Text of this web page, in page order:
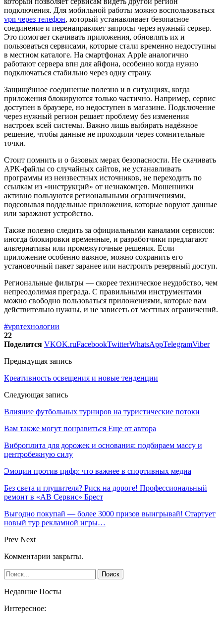
подключения. Для мобильной работы можно воспользоваться
vpn через телефон, который устанавливает безопасное
соединение и перенаправляет запросы через нужный сервер.
Это помогает скачивать приложения, обновлять их и
пользоваться сервисами, которые стали временно недоступны
в местном каталоге. На смартфонах Apple аналогично
работают сервера впн для айфона, особенно когда нужно
подключаться стабильно через одну страну.
Защищённое соединение полезно и в ситуациях, когда
приложения блокируются только частично. Например, сервис
доступен в браузере, но недоступен в магазине. Подключение
через нужный регион решает проблему без изменения
настроек всей системы. Важно лишь выбирать надёжное
решение, чтобы данные не проходили через сомнительные
точки.
Стоит помнить и о базовых мерах безопасности. Не скачивать
APK-файлы со случайных сайтов, не устанавливать
программы из неизвестных источников, не переходить по
ссылкам из «инструкций» от незнакомцев. Мошенники
активно пользуются региональными ограничениями,
подсовывая поддельные приложения, которые воруют данные
или заражают устройство.
Также полезно следить за официальными каналами сервисов:
иногда блокировки временные, и разработчики предлагают
альтернативы или промежуточные решения. Если
приложение особенно важное, можно сохранить его
установочный пакет заранее или настроить резервный доступ.
Региональные фильтры — скорее техническое неудобство, чем
непреодолимая преграда. С правильными инструментами
можно свободно пользоваться приложениями, которые вам
действительно нужны, и не зависеть от местных ограничений.
#vpnтехнологии
22
Поделится VKOK.ruFacebookTwitterWhatsAppTelegramViber
Предыдущая запись
Креативность освещения и новые тенденции
Следующая запись
Влияние футбольных турниров на туристические потоки
Вам также могут понравиться Еще от автора
Виброплита для дорожек и основания: подбираем массу и
центробежную силу
Эмоции против цифр: что важнее в спортивных медиа
Без света и глушителя? Риск на дороге! Профессиональный
ремонт в «АВ Сервис» Брест
Выгодно покупай — более 3000 призов выигрывай! Стартует
новый тур рекламной игры…
Prev Next
Комментарии закрыты.
Недавние Посты
Интересное: